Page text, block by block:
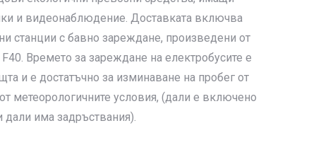
и видеонаблюдение. Доставката включва
станции с бавно зареждане, произведени от
Времето за зареждане на електробусите е
и е достатъчно за изминаване на пробег от
метеорологичните условия, (дали е включено
дали има задръствания).